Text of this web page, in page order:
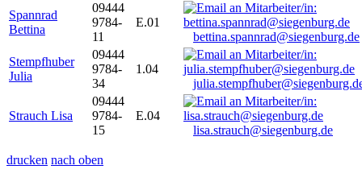
Spannrad
Bettina
09444
9784-
11
E.01
bettina.spannrad@siegenburg.de
Stempfhuber
Julia
09444
9784-
34
1.04
Strauch Lisa
09444
9784-
15
E.04
lisa.strauch@siegenburg.de
drucken nach oben